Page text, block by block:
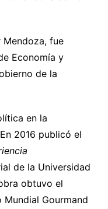
Mendoza, fue
Economía y
de la
en la
2016 publicó el
de la Universidad
obtuvo el
Gourmand